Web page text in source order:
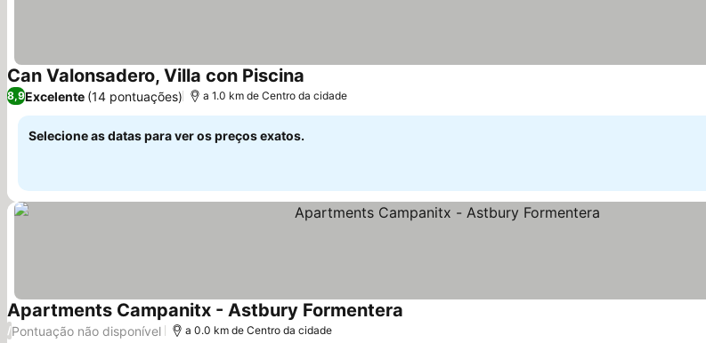
Can Valonsadero, Villa con Piscina
8,9Excelente (14 pontuações) a 1.0 km de Centro da cidade
Selecione as datas para ver os preços exatos.
Apartments Campanitx - Astbury Formentera
/Pontuação não disponível a 0.0 km de Centro da cidade